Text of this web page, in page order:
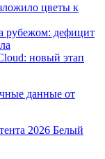
цветы к
рубежом: дефицит
новый этап
данные от
2026 Белый